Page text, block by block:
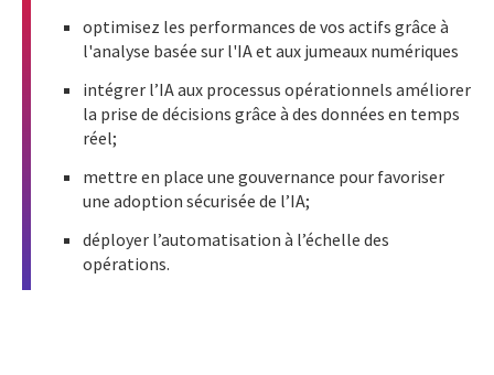
optimisez les performances de vos actifs grâce à
l'analyse basée sur l'IA et aux jumeaux numériques
intégrer l’IA aux processus opérationnels améliorer
la prise de décisions grâce à des données en temps
réel;
mettre en place une gouvernance pour favoriser
une adoption sécurisée de l’IA;
déployer l’automatisation à l’échelle des
opérations.